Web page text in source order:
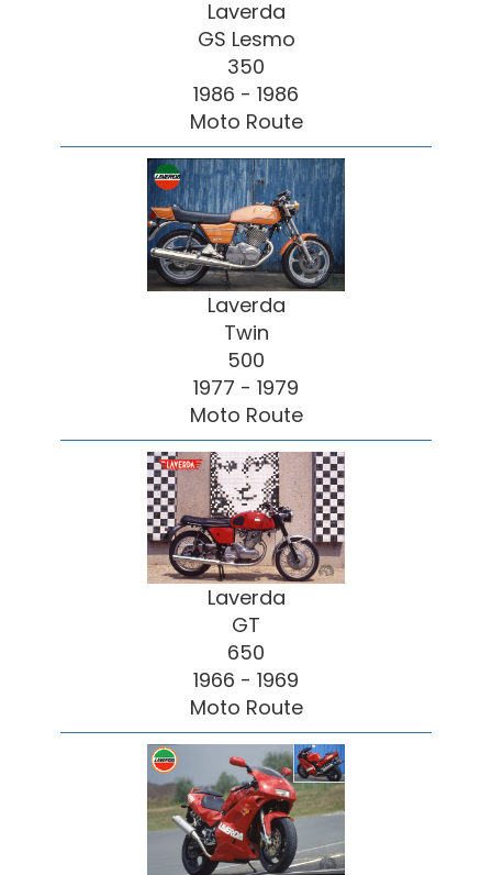
Laverda
GS Lesmo
350
1986 - 1986
Moto Route
Laverda
Twin
500
1977 - 1979
Moto Route
Laverda
GT
650
1966 - 1969
Moto Route